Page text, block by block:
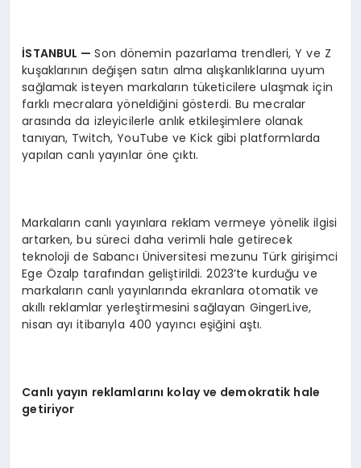
İSTANBUL —Son dönemin pazarlama trendleri, Y ve Z
kuşaklarının değişen satın alma alışkanlıklarına uyum
sağlamak isteyen markaların tüketicilere ulaşmak için
farklı mecralara yöneldiğini gösterdi. Bu mecralar
arasında da izleyicilerle anlık etkileşimlere olanak
tanıyan, Twitch, YouTube ve Kick gibi platformlarda
yapılan canlı yayınlar öne çıktı.
Markaların canlı yayınlara reklam vermeye yönelik ilgisi
artarken, bu süreci daha verimli hale getirecek
teknoloji de Sabancı Üniversitesi mezunu Türk girişimci
Ege Özalp tarafından geliştirildi. 2023’te kurduğu ve
markaların canlı yayınlarında ekranlara otomatik ve
akıllı reklamlar yerleştirmesini sağlayan GingerLive,
nisan ayı itibarıyla 400 yayıncı eşiğini aştı.
Canlı yayın reklamlarını kolay ve demokratik hale
getiriyor